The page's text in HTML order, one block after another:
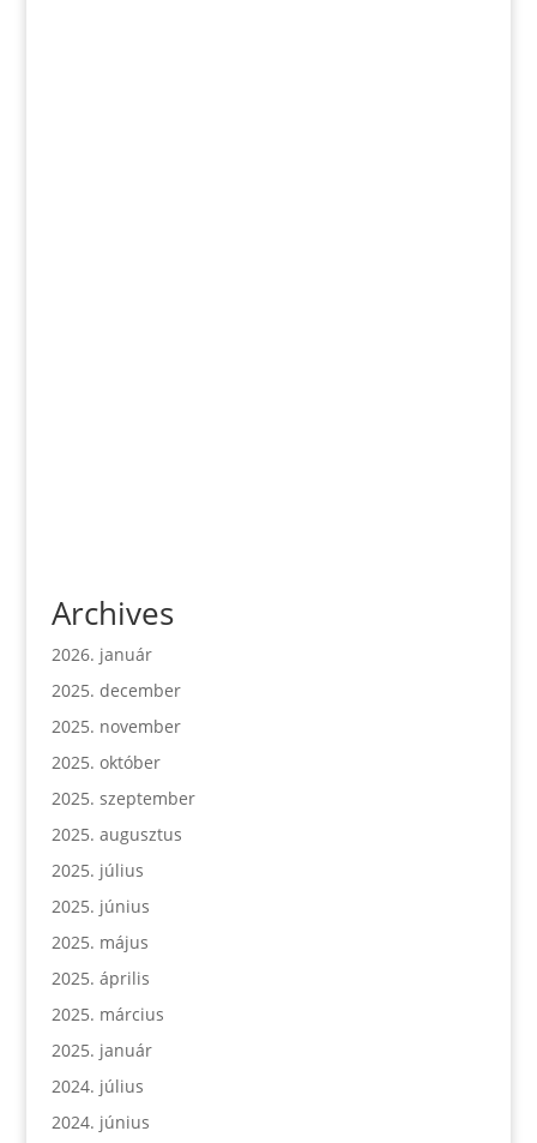
Archives
2026. január
2025. december
2025. november
2025. október
2025. szeptember
2025. augusztus
2025. július
2025. június
2025. május
2025. április
2025. március
2025. január
2024. július
2024. június